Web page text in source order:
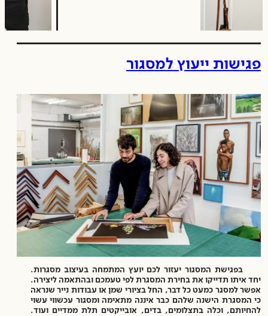
פגישות ייעוץ למסגור
בפגישת המסגור יעזור לכם יועץ המתמחה בעיצוב מסגרות.
יחד איתו תדייקו את בחירת המסגרת לפי טעמכם ובהתאמה ליצירה.
אפשר למסגר כמעט כל דבר, החל בציורי שמן או עבודות נייר שנראה
כי המסגרת הישנה שלהם כבר איננה מתאימה ומסגור עכשווי עשוי
להחיותם, וכלה בתצלומים, בדים, אובייקטים תלת ממדיים ועוד.